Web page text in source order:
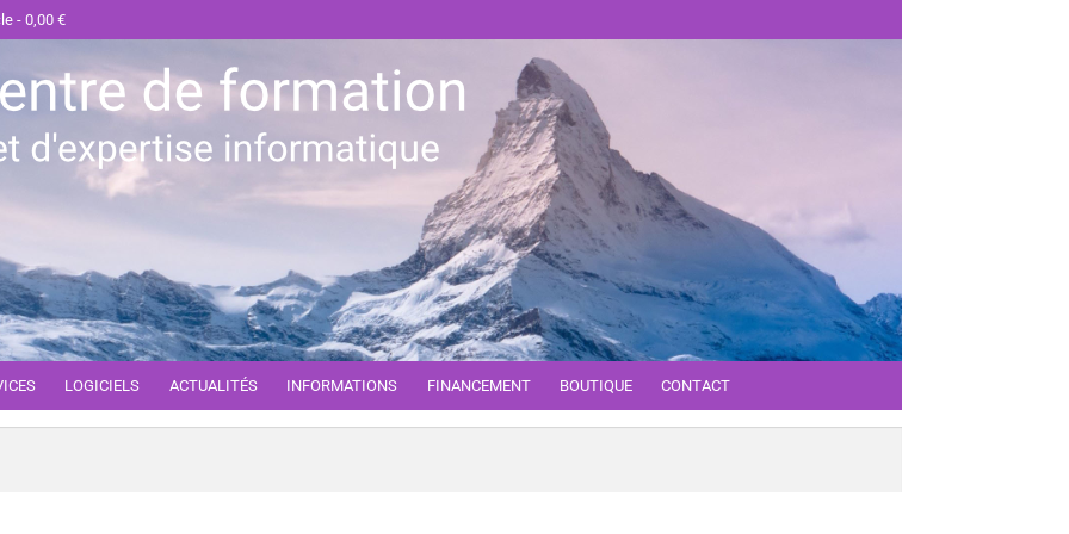
0,00 €
LOGICIELS ACTUALITÉS INFORMATIONS FINANCEMENT BOUTIQUE CONTACT